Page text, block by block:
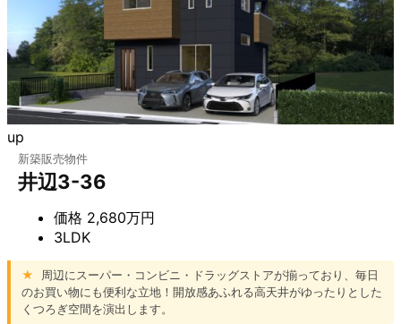
up
新築販売物件
井辺3-36
価格 2,680万円
3LDK
★
周辺にスーパー・コンビニ・ドラッグストアが揃っており、毎日
のお買い物にも便利な立地！開放感あふれる高天井がゆったりとした
くつろぎ空間を演出します。